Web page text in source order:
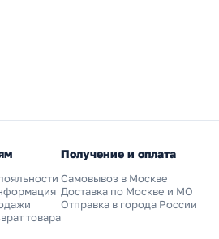
товара
Получение и оплата
Самовывоз в Москве
Доставка по Москве и МО
Отправка в города России